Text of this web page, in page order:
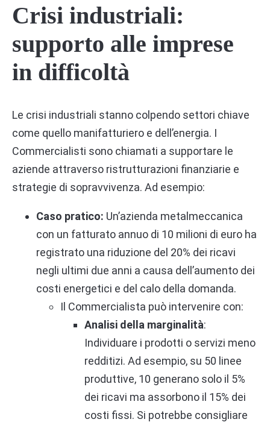
Crisi industriali:
supporto alle imprese
in difficoltà
Le crisi industriali stanno colpendo settori chiave
come quello manifatturiero e dell’energia. I
Commercialisti sono chiamati a supportare le
aziende attraverso ristrutturazioni finanziarie e
strategie di sopravvivenza. Ad esempio:
Caso pratico: Un’azienda metalmeccanica
con un fatturato annuo di 10 milioni di euro ha
registrato una riduzione del 20% dei ricavi
negli ultimi due anni a causa dell’aumento dei
costi energetici e del calo della domanda.
Il Commercialista può intervenire con:
Analisi della marginalità:
Individuare i prodotti o servizi meno
redditizi. Ad esempio, su 50 linee
produttive, 10 generano solo il 5%
dei ricavi ma assorbono il 15% dei
costi fissi. Si potrebbe consigliare